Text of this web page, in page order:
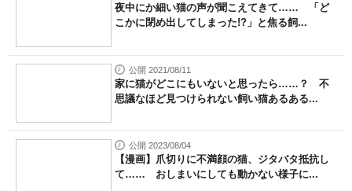
夜中にか細い猫の声が聞こえてきて…… 「ど
こかに閉め出してしまった!?」と焦る飼...
公開 2021/08/11
家に猫がどこにもいないと思ったら……？ 不
思議なほど見つけられない飼い猫あるある...
公開 2023/08/04
【漫画】爪切りに不満顔の猫、ジタバタ抵抗し
て…… おしまいにしても動かない様子に...